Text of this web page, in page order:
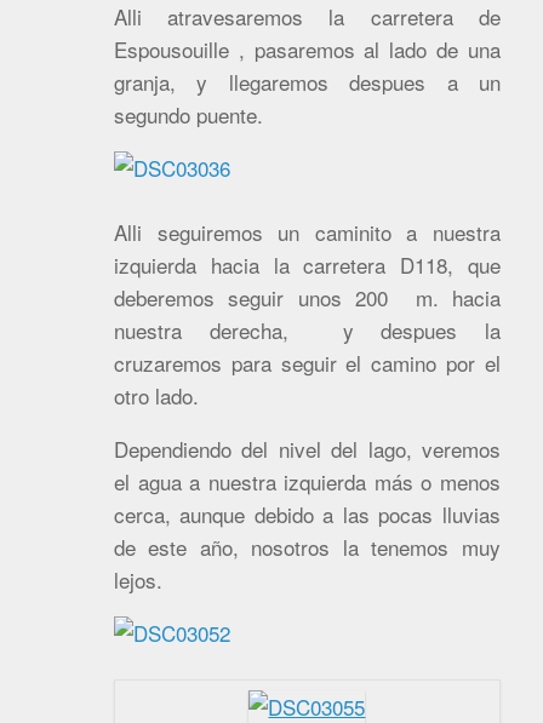
Alli atravesaremos la carretera de
Espousouille , pasaremos al lado de una
granja, y llegaremos despues a un
segundo puente.
Alli seguiremos un caminito a nuestra
izquierda hacia la carretera D118, que
deberemos seguir unos 200 m. hacia
nuestra derecha, y despues la
cruzaremos para seguir el camino por el
otro lado.
Dependiendo del nivel del lago, veremos
el agua a nuestra izquierda más o menos
cerca, aunque debido a las pocas lluvias
de este año, nosotros la tenemos muy
lejos.